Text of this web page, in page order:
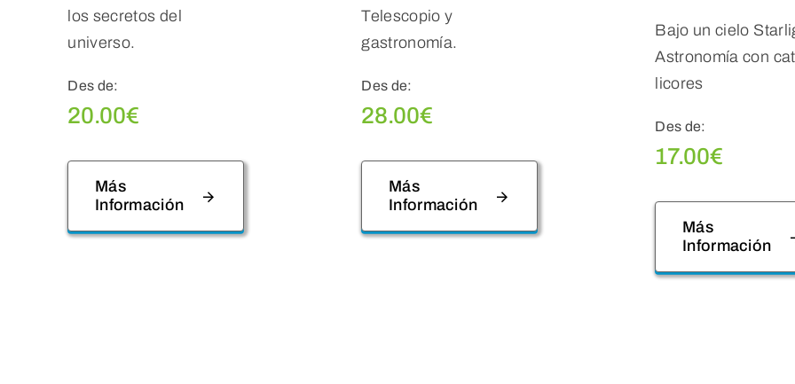
los secretos del
universo.
Des de:
20.00€
Más
Información
Telescopio y
gastronomía.
Des de:
28.00€
Más
Información
Bajo un cielo
Astronomía con
licores
Des de:
17.00€
Más
Información